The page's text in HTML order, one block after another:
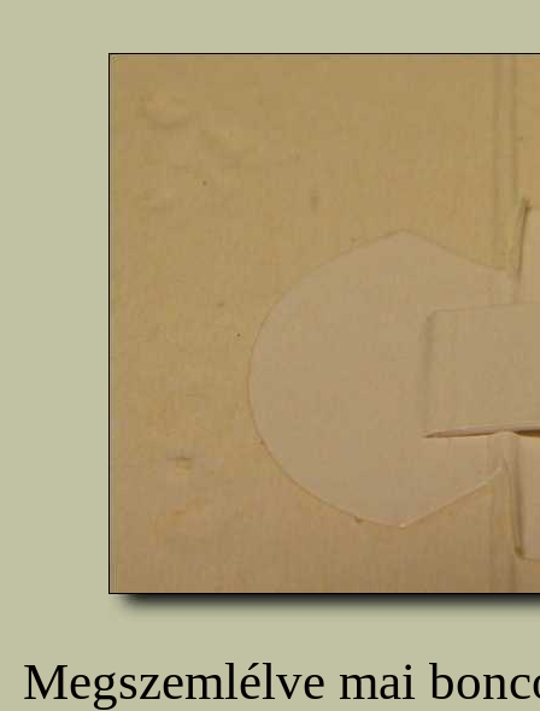
Megszemlélve mai